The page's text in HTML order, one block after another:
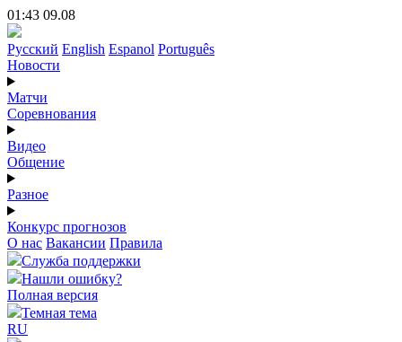
01:43 09.08
Русский English Espanol Português
Новости
Матчи
Соревнования
Видео
Общение
Разное
Конкурс прогнозов
О нас Вакансии Правила
Служба поддержки
Нашли ошибку?
Полная версия
Темная тема
RU